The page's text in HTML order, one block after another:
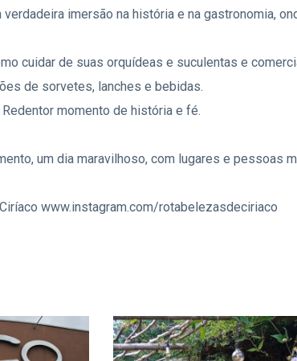
verdadeira imersão na história e na gastronomia,
cuidar de suas orquídeas e suculentas e
de sorvetes, lanches e bebidas.
momento de história e fé.
um dia maravilhoso, com lugares e
www.instagram.com/rotabelezasdeciriaco